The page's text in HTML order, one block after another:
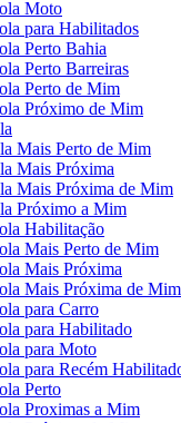
Moto
para Habilitados
Perto Bahia
Perto Barreiras
Perto de Mim
Próximo de Mim
Mais Perto de Mim
Mais Próxima
Mais Próxima de Mim
Próximo a Mim
Habilitação
Mais Perto de Mim
Mais Próxima
Mais Próxima de Mim
para Carro
para Habilitado
para Moto
para Recém
Perto
Proximas a Mim